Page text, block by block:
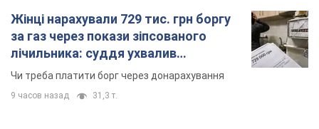
Жінці нарахували 729 тис. грн боргу
за газ через покази зіпсованого
лічильника: суддя ухвалив
неочікуване рішення
Чи треба платити борг через донарахування
9 часов назад 31,3 т.